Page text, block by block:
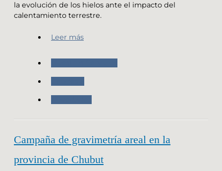
la evolución de los hielos ante el impacto del
calentamiento terrestre.
Leer más
Campaña de gravimetría areal en la
provincia de Chubut